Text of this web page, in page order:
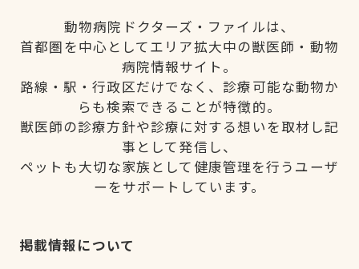
動物病院ドクターズ・ファイルは、
首都圏を中心としてエリア拡大中の獣医師・動物
病院情報サイト。
路線・駅・行政区だけでなく、診療可能な動物か
らも検索できることが特徴的。
獣医師の診療方針や診療に対する想いを取材し記
事として発信し、
ペットも大切な家族として健康管理を行うユーザ
ーをサポートしています。
掲載情報について